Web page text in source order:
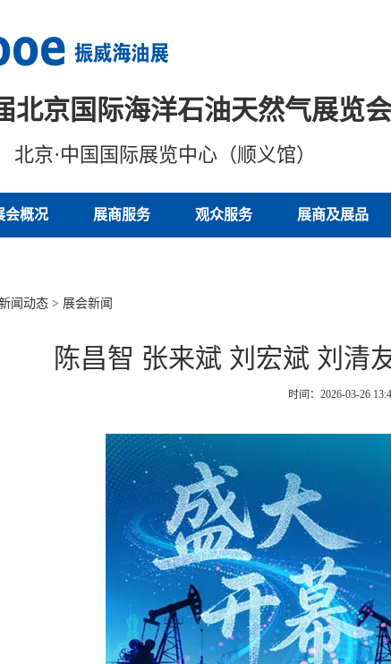
北京国际海洋石油天然气展览会
北京·中国国际展览中心（顺义馆）
会概况 展商服务 观众服务 展商及展品
闻动态 > 展会新闻
陈昌智 张来斌 刘宏斌 刘清
时间：2026-03-26